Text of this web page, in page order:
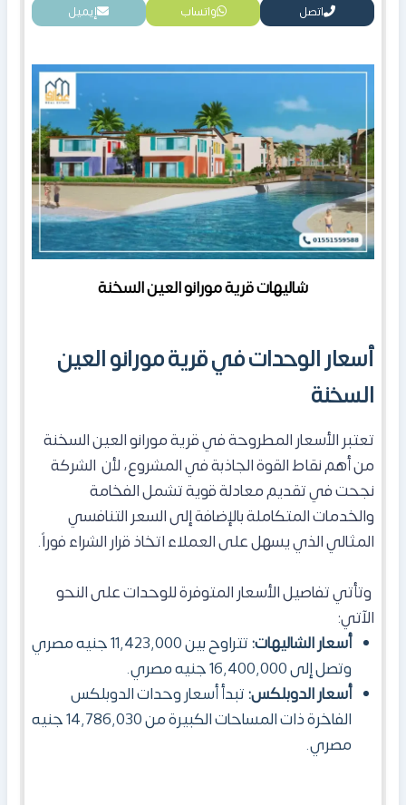
اتصل واتساب إيميل
شاليهات قرية مورانو العين السخنة
أسعار الوحدات في قرية مورانو العين
السخنة
تعتبر الأسعار المطروحة في قرية مورانو العين السخنة
من أهم نقاط القوة الجاذبة في المشروع، لأن الشركة
نجحت في تقديم معادلة قوية تشمل الفخامة
والخدمات المتكاملة بالإضافة إلى السعر التنافسي
المثالي الذي يسهل على العملاء اتخاذ قرار الشراء فوراً.
وتأتي تفاصيل الأسعار المتوفرة للوحدات على النحو
الآتي:
أسعار الشاليهات:
تتراوح بين 11,423,000 جنيه مصري
وتصل إلى 16,400,000 جنيه مصري.
أسعار الدوبلكس:تبدأ أسعار وحدات الدوبلكس
الفاخرة ذات المساحات الكبيرة من 14,786,030 جنيه
مصري.